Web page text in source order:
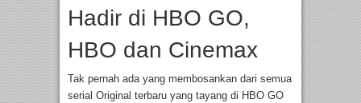
Hadir di HBO GO,
HBO dan Cinemax
Tak pernah ada yang membosankan dari semua
serial Original terbaru yang tayang di HBO GO